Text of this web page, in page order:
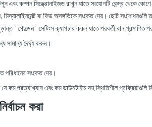
এবং কম্পন সিঙ্ক্রোনাইজড রাখুন যাতে সংযোগটি কেন্দ্র থেকে
বা ফিড অসঙ্গতিকে সংকেত দেয়। ছোট সংশোধনগুলি
' গোল্ডেন ' সেটিংস ক্যাপচার করুন যাতে পরবর্তী রান প্রমাণিত
সামান্য দৈর্ঘ্য করুন।
পরিধানের সংকেত দেয়।
কমপ্রত্যাখ্যান এবং কম ডাউনটাইম সহস্থিতিশীল প্রক্রিয়াগুলি
করা